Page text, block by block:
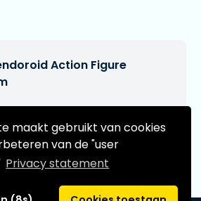
maakt gebruikt van cookies
van de "user
Privacy statement
Action Figure